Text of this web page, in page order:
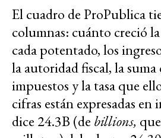
El cuadro de ProPublica
columnas: cuánto creció
cada potentado, los
la autoridad fiscal, la suma
impuestos y la tasa que
cifras están expresadas en
dice 24.3B (de billions,